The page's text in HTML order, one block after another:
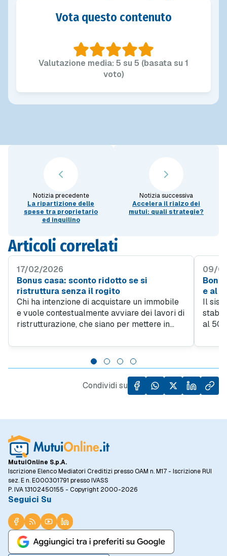
Vota questo contenuto
Valutazione media: 5 su 5 (basata su 1
voto)
Notizia precedente
La ripartizione delle
spese tra proprietario
ed inquilino
Notizia successiva
Accelera il rialzo dei
mutui: quali strategie?
Articoli correlati
17/02/2026
Bonus casa: sconto ridotto se si
ristruttura senza il rogito
Chi ha intenzione di acquistare un immobile
e vuole contestualmente avviare dei lavori di
ristrutturazione, che siano per mettere in
l'efficientamento energetico, deve fare
attenzione alle tempistiche. Il rischio è
vedersi ridurre la detrazione fiscale dal 50%
al 36%. Ecco perché.
09/
e al
Il
al
Condividi su
MutuiOnline S.p.A.
Iscrizione Elenco Mediatori Creditizi presso OAM n. M17 - Iscrizione RUI
sez. E n. E000301791 presso IVASS
P. IVA 13102450155 - Copyright 2000-2026
Seguici Su